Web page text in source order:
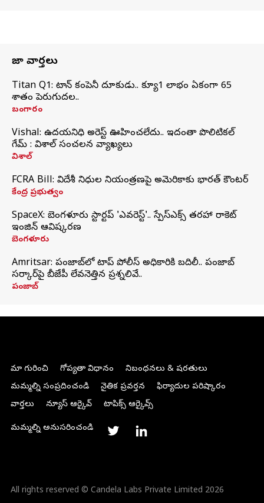
తాజా వార్తలు
Titan Q1: టైటాన్ కంపెనీ దూకుడు.. క్యూ1 లాభం ఏకంగా 65
శాతం పెరుగుదల..
బంగారం
Vishal: ఉదయనిధి అరెస్ట్‌ ఊహించలేదు.. ఇదంతా పొలిటికల్
గేమ్ : విశాల్ సంచలన వ్యాఖ్యలు
విశాల్
FCRA Bill: విదేశీ నిధుల నియంత్రణపై అమెరికాకు భారత్‌ కౌంటర్
కేంద్ర ప్రభుత్వం
SpaceX: బెంగళూరు స్టార్టప్‌ 'ఎవరెస్ట్'.. స్పేస్‌ఎక్స్ తరహా రాకెట్‌
ఇంజిన్‌ ఆవిష్కరణ
బెంగళూరు
Amritsar: పంజాబ్‌లో టాప్ పోలీస్ అధికారికి బదిలీ.. పంజాబ్
సర్కార్‌పై బీజేపీ లేవనెత్తిన ప్రశ్నలివే..
పంజాబ్
మా గురించి గోప్యతా విధానం
నిబంధనలు & షరతులు
మమ్మల్ని సంప్రదించండి
నైతిక ప్రవర్తన
ఫిర్యాదుల పరిష్కారం
వార్తలు
న్యూస్ ఆర్కైవ్ టాపిక్స్ ఆర్కైవ్స్
మమ్మల్ని అనుసరించండి
All rights reserved © Candela Labs Private Limited 2026